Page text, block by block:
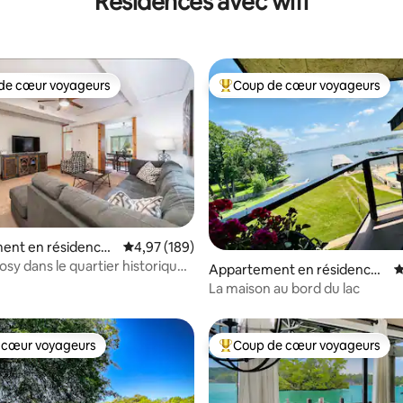
base de 107 commentaires : 4,95 sur 5
cœur voyageurs les plus appréciés
cœur voyageurs
en résidence ⋅
Évaluation moyenne sur la base de 189
4,97 (189)
dans le quartier historique,
Coups de cœur voyageurs les
Coup de cœur voyageurs
Appartement en résidence ⋅
Hot Springs
La maison au bord du lac
cœur voyageurs
voyageurs Coups de cœur voyageurs les
Coup de cœur voyageurs